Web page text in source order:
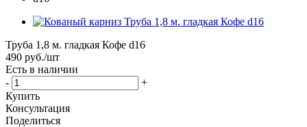
Труба 1,8 м. гладкая Кофе d16
490 руб./шт
Есть в наличии
-
+
Купить
Консультация
Поделиться